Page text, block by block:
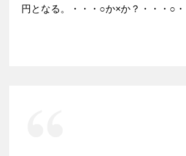
円となる。・・・○か×か？・・・○